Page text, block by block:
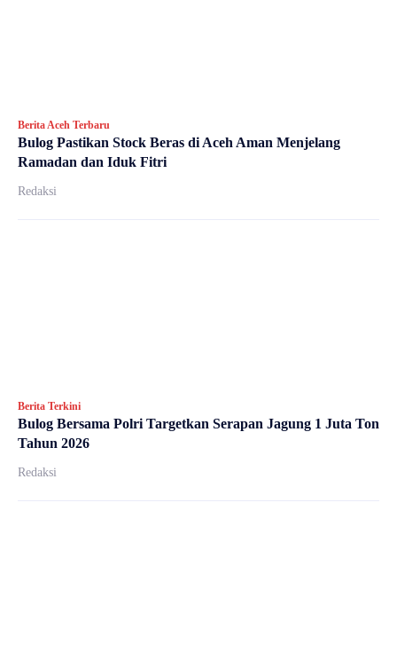
Berita Aceh Terbaru
Bulog Pastikan Stock Beras di Aceh Aman Menjelang
Ramadan dan Iduk Fitri
Redaksi
Berita Terkini
Bulog Bersama Polri Targetkan Serapan Jagung 1 Juta Ton
Tahun 2026
Redaksi